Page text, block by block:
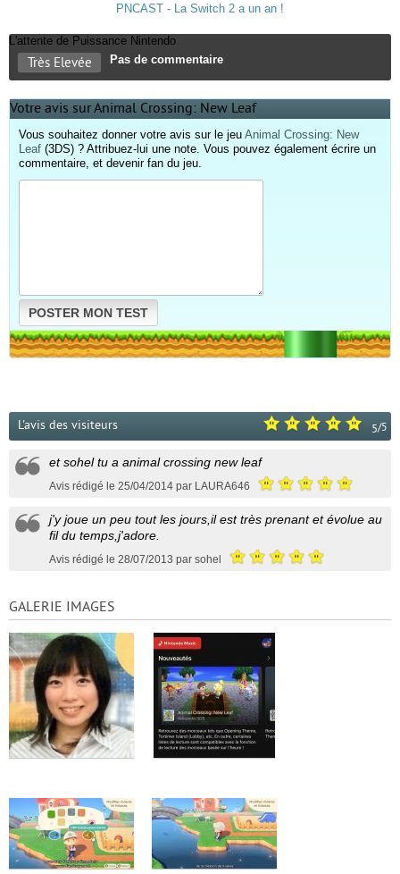
PNCAST - La Switch 2 a un an !
L'attente de Puissance Nintendo
Très Elevée Pas de commentaire
Votre avis sur Animal Crossing: New Leaf
Vous souhaitez donner votre avis sur le jeu Animal Crossing: New
Leaf (3DS) ? Attribuez-lui une note. Vous pouvez également écrire un
commentaire, et devenir fan du jeu.
POSTER MON TEST
5/5
L'avis des visiteurs
et sohel tu a animal crossing new leaf
Avis rédigé le 25/04/2014 par LAURA646
j'y joue un peu tout les jours,il est très prenant et évolue au
fil du temps,j'adore.
Avis rédigé le 28/07/2013 par sohel
GALERIE IMAGES